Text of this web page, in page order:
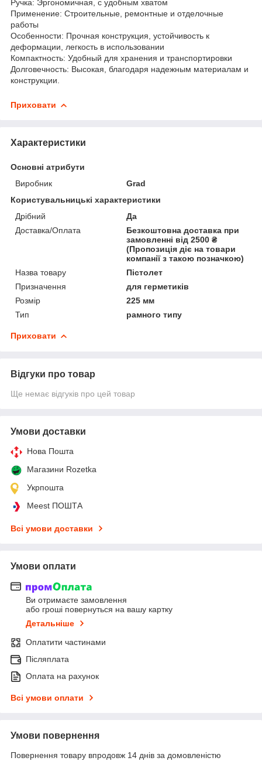
Ручка: Эргономичная, с удобным хватом
Применение: Строительные, ремонтные и отделочные
работы
Особенности: Прочная конструкция, устойчивость к
деформации, легкость в использовании
Компактность: Удобный для хранения и транспортировки
Долговечность: Высокая, благодаря надежным материалам и
конструкции.
Приховати
Характеристики
Основні атрибути
Виробник
Grad
Користувальницькі характеристики
Дрібний
Да
Доставка/Оплата
Безкоштовна доставка при
замовленні від 2500 ₴
(Пропозиція діє на товари
компанії з такою позначкою)
Назва товару
Пістолет
Призначення
для герметиків
Розмір
225 мм
Тип
рамного типу
Приховати
Відгуки про товар
Ще немає відгуків про цей товар
Умови доставки
Нова Пошта
Магазини Rozetka
Укрпошта
Meest ПОШТА
Всі умови доставки
Умови оплати
Ви отримаєте замовлення
або гроші повернуться на вашу картку
Детальніше
Оплатити частинами
Післяплата
Оплата на рахунок
Всі умови оплати
Умови повернення
Повернення товару впродовж 14 днів за домовленістю